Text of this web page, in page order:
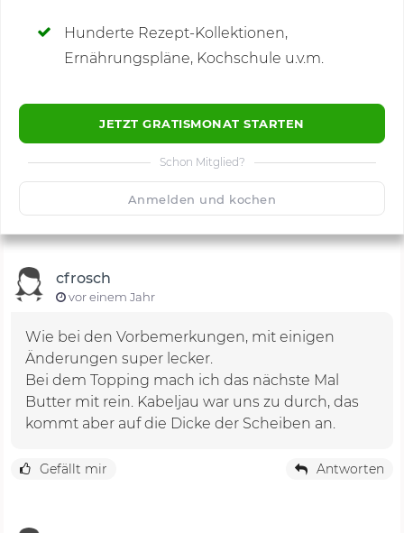
Hunderte Rezept-Kollektionen,
Ernährungspläne, Kochschule u.v.m.
JETZT GRATISMONAT STARTEN
Schon Mitglied?
Anmelden und kochen
Kommentare(4)
🙂 Speichern
cfrosch
vor einem Jahr
Wie bei den Vorbemerkungen, mit einigen
Änderungen super lecker.
Bei dem Topping mach ich das nächste Mal
Butter mit rein. Kabeljau war uns zu durch, das
kommt aber auf die Dicke der Scheiben an.
Gefällt mir Antworten